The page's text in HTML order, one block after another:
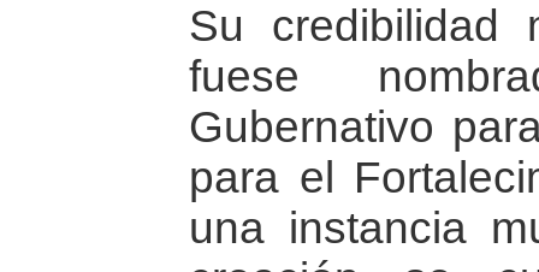
Su credibilidad
fuese
Gubernativo
para el
una instancia